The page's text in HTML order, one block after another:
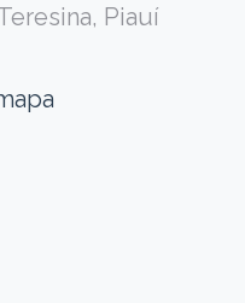
Piauí